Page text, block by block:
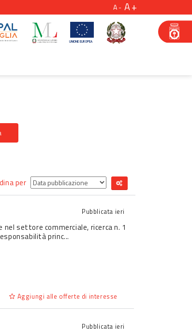
A A
per
Pubblicata ieri
nel settore commerciale, ricerca n. 1
princ...
Aggiungi alle offerte di interesse
Pubblicata ieri